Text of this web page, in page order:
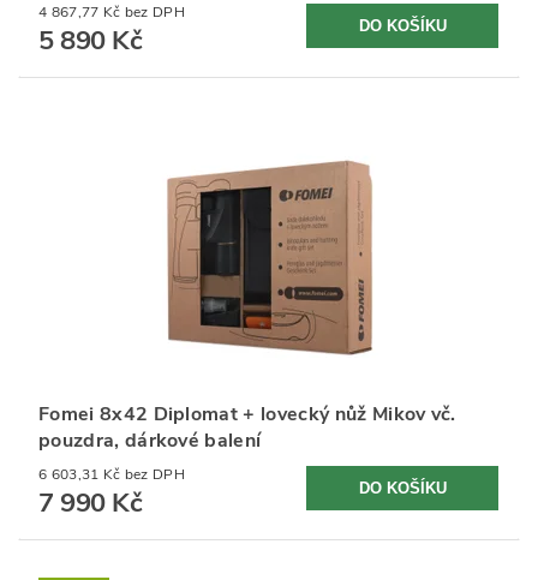
4 867,77 Kč bez DPH
5 890 Kč
Fomei 8x42 Diplomat + lovecký nůž Mikov vč.
pouzdra, dárkové balení
6 603,31 Kč bez DPH
7 990 Kč